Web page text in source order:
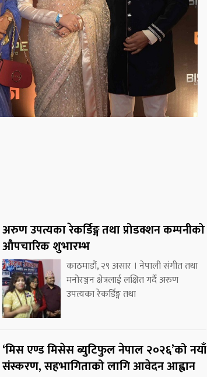
अरुण उपत्यका रेकर्डिङ्ग तथा प्रोडक्शन कम्पनीको
औपचारिक शुभारम्भ
काठमाडौं, २९ असार । नेपाली संगीत तथा
मनोरञ्जन क्षेत्रलाई लक्षित गर्दै अरुण
उपत्यका रेकर्डिङ्ग तथा
‘मिस एण्ड मिसेस ब्युटिफुल नेपाल २०२६’को नयाँ
संस्करण, सहभागिताको लागि आवेदन आह्वान